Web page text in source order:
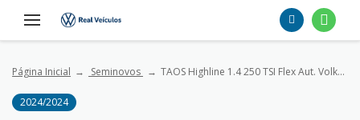
Página Inicial Seminovos TAOS Highline 1.4 250 TSI Flex Aut. VolksWagen TAOS Highline 1.4 250 TSI Flex Aut. - Cinza - 2024
2024/2024